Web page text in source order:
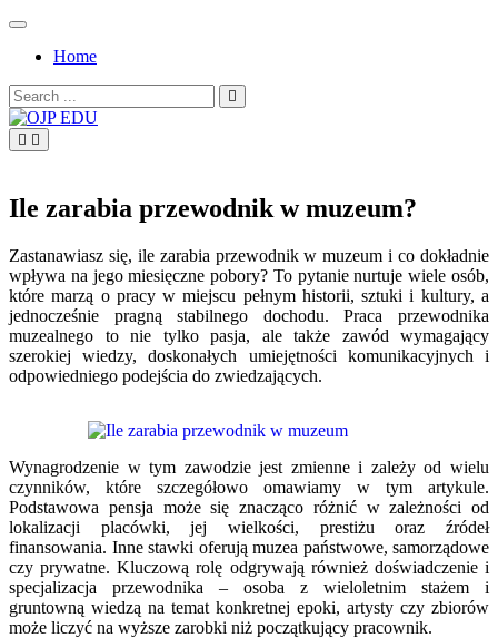
Skip
contentHome
Search
for:
Ile zarabia przewodnik w muzeum?
Zastanawiasz się, ile zarabia przewodnik w muzeum i co dokładnie
wpływa na jego miesięczne pobory? To pytanie nurtuje wiele osób,
które marzą o pracy w miejscu pełnym historii, sztuki i kultury, a
jednocześnie pragną stabilnego dochodu. Praca przewodnika
muzealnego to nie tylko pasja, ale także zawód wymagający
szerokiej wiedzy, doskonałych umiejętności komunikacyjnych i
odpowiedniego podejścia do zwiedzających.
Wynagrodzenie w tym zawodzie jest zmienne i zależy od wielu
czynników, które szczegółowo omawiamy w tym artykule.
Podstawowa pensja może się znacząco różnić w zależności od
lokalizacji placówki, jej wielkości, prestiżu oraz źródeł
finansowania. Inne stawki oferują muzea państwowe, samorządowe
czy prywatne. Kluczową rolę odgrywają również doświadczenie i
specjalizacja przewodnika – osoba z wieloletnim stażem i
gruntowną wiedzą na temat konkretnej epoki, artysty czy zbiorów
może liczyć na wyższe zarobki niż początkujący pracownik.